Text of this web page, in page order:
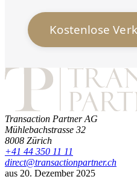
Kostenlose
Transaction Partner AG
Mühlebachstrasse 32
8008 Zürich
+41 44 350 11 11
direct@transactionpartner.ch
aus 20. Dezember 2025